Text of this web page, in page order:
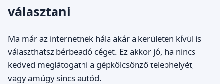
választani
Ma már az internetnek hála akár a kerületen kívül is
választhatsz bérbeadó céget. Ez akkor jó, ha nincs
kedved meglátogatni a gépkölcsönző telephelyét,
vagy amúgy sincs autód.